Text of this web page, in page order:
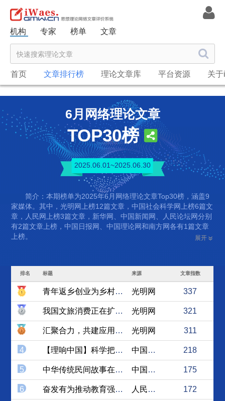
机构 专家 榜单 文章
首页 文章排行榜 理论文章库 平台资源 关
6月网络理论文章
TOP30榜
2025.06.01~2025.06.30
简介：本期榜单为2025年6月网络理论文章Top30榜，涵盖9
家媒体。其中，光明网上榜12篇文章，中国社会科学网上榜6篇文
章，人民网上榜3篇文章，新华网、中国新闻网、人民论坛网分别
有2篇文章上榜，中国日报网、中国理论网和南方网各有1篇文章
上榜。
展开
排名 标题 来源 文章指数
青年返乡创业为乡村发展注入... 光明网 337
我国文旅消费正在扩容升级 光明网 321
汇聚合力，共建应用型期刊评... 光明网 311
4 【理响中国】科学把握教育强... 中国理论网 218
5 中华传统民间故事在现代文化... 中国社会科学网 175
6 奋发有为推动教育强国建设 人民论坛网 172